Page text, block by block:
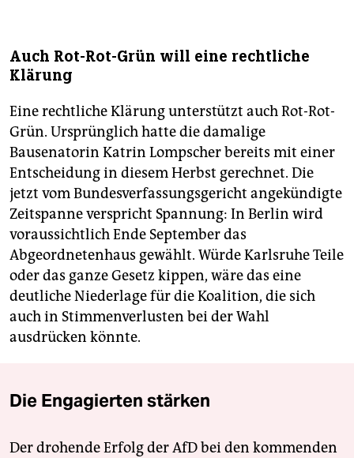
Auch Rot-Rot-Grün will eine rechtliche
Klärung
Eine rechtliche Klärung unterstützt auch Rot-Rot-
Grün. Ursprünglich hatte die damalige
Bausenatorin Katrin Lompscher bereits mit einer
Entscheidung in diesem Herbst gerechnet. Die
jetzt vom Bundesverfassungsgericht angekündigte
Zeitspanne verspricht Spannung: In Berlin wird
voraussichtlich Ende September das
Abgeordnetenhaus gewählt. Würde Karlsruhe Teile
oder das ganze Gesetz kippen, wäre das eine
deutliche Niederlage für die Koalition, die sich
auch in Stimmenverlusten bei der Wahl
ausdrücken könnte.
Die Engagierten stärken
Der drohende Erfolg der AfD bei den kommenden